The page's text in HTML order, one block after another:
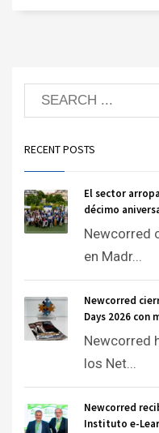
RECENT POSTS
El sector
décimo
Newcorred
en Madr...
Newcorred
Days 2026 con
Newcorred
los Net...
Newcorred
Instituto e-